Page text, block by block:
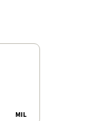
MIL